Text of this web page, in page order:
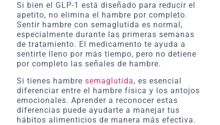
Si bien el GLP-1 está diseñado para reducir el
apetito, no elimina el hambre por completo.
Sentir hambre con semaglutida es normal,
especialmente durante las primeras semanas
de tratamiento. El medicamento te ayuda a
sentirte lleno por más tiempo, pero no detiene
por completo las señales de hambre.
Si tienes hambre semaglutida, es esencial
diferenciar entre el hambre física y los antojos
emocionales. Aprender a reconocer estas
diferencias puede ayudarte a manejar tus
hábitos alimenticios de manera más efectiva.